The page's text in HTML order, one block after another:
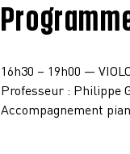
16h30 – 19h00 —
Professeur : Philippe
Accompagnement